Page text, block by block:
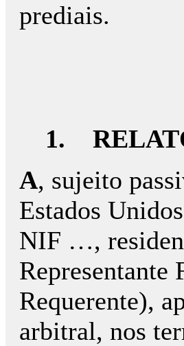
prediais.
1.
A, sujeito
Estados
NIF …,
Representante
Requerente),
arbitral, nos